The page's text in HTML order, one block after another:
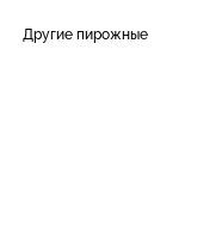
Другие пирожные